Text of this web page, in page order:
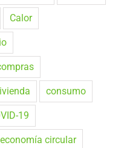
Calor
consumo
19
economía circular